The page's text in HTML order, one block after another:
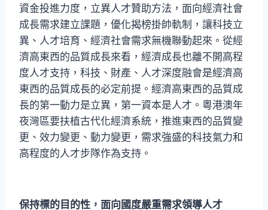
資金投進力度，立異人才贊助方法，面向經濟社會
成長需求建立課題，優化揭榜掛帥軌制，讓科技立
異、人才培育、經濟社會需求無機聯動起來。從經
濟高東西的品質成長來看，經濟成長也離不開高程
度人才支持，科技、財產、人才深度融會是經濟高
東西的品質成長的必定前提。經濟高東西的品質成
長的第一動力是立異，第一資本是人才。粵港澳年
夜灣區要扶植古代化經濟系統，推進東西的品質變
更、效力變更、動力變更，需求強盛的科技氣力和
高程度的人才步隊作為支持。
保持標的目的性，面向國度嚴重需求領導人才